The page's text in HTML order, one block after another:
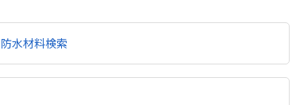
防水材料検索